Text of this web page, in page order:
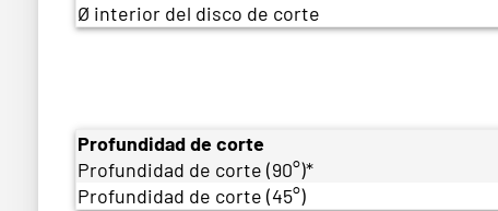
Ø interior del disco de corte
Profundidad de corte
Profundidad de corte (90°)*
Profundidad de corte (45°)